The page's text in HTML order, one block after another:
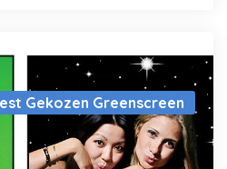
Gekozen Greenscreen